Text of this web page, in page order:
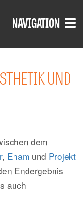
NAVIGATION
UND
dem
, Eham und Projekt
Endergebnis
auch